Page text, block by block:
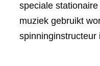
speciale
muziek gebruikt
spinninginstructeur